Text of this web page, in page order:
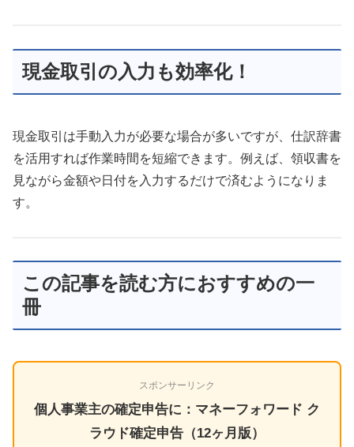
現金取引の入力も効率化！
現金取引は手動入力が必要な場合が多いですが、仕訳辞書
を活用すれば作業時間を短縮できます。例えば、領収書を
見ながら金額や日付を入力するだけで済むようになりま
す。
この記事を読む方におすすめの一
冊
スポンサーリンク
個人事業主の確定申告に：マネーフォワード ク
ラウド確定申告（12ヶ月版）